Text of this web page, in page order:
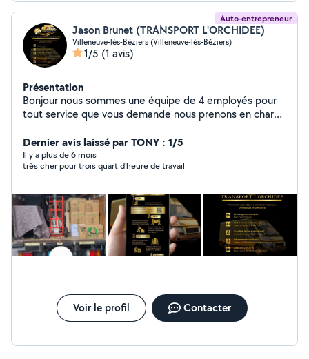
Auto-entrepreneur
Jason Brunet (TRANSPORT L'ORCHIDEE)
Villeneuve-lès-Béziers (Villeneuve-lès-Béziers)
1/5 (1 avis)
Présentation
Bonjour nous sommes une équipe de 4 employés pour
tout service que vous demande nous prenons en charge
même si vous préférez nous prenons pas en charge les
démontage ceci et de vos soins nous parcourons tout
distance si nécessaire nos prix défi toute concurrence
soit la demande nous avons jamais abîmer ou casser les
affaires de quelqu'un si ceci arrive nous prenons ceci à
notre charge pour le respect de tout le monde nous
louons des box garage ou cave si nécessaire pour vos
affaires avec un tarif de 30 euro pas mois cordialement
Dernier avis laissé par TONY : 1/5
Il y a plus de 6 mois
très cher pour trois quart d'heure de travail
Voir le profil Contacter